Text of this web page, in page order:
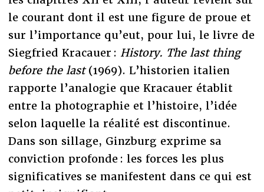
le courant dont il est une figure de proue et
sur l’importance qu’eut, pour lui, le livre de
Siegfried Kracauer : History. The last thing
before the last(1969). L’historien italien
rapporte l’analogie que Kracauer établit
entre la photographie et l’histoire, l’idée
selon laquelle la réalité est discontinue.
Dans son sillage, Ginzburg exprime sa
conviction profonde : les forces les plus
significatives se manifestent dans ce qui est